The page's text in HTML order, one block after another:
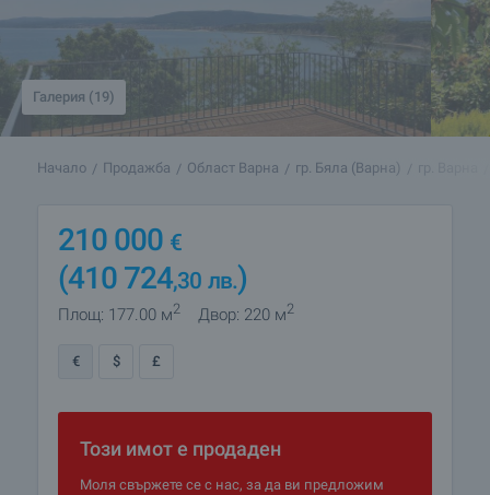
Галерия (19)
Начало Продажба Област Варна гр. Бяла (Варна) гр. Варна
210 000 €
(410 724,30 лв.)
Площ: 177.00 м2 Двор: 220 м2
€ $ £
Този имот е продаден
Моля свържете се с нас, за да ви предложим